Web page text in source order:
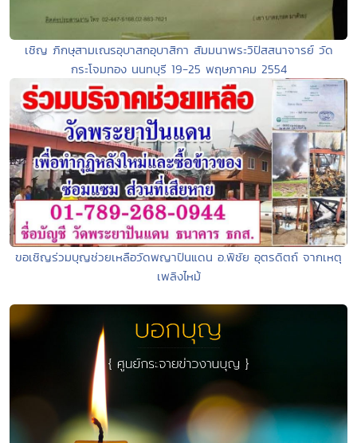
เชิญ ภิกษุสามเณรอุบาสกอุบาสิกา สัมมนาพระวิปัสสนาจารย์ วัด
กระโจมทอง นนทบุรี 19-25 พฤษภาคม 2554
ขอเชิญร่วมบุญช่วยเหลือวัดพญาปันแดน อ.พิชัย อุตรดิตถ์ จากเหตุ
เพลิงไหม้